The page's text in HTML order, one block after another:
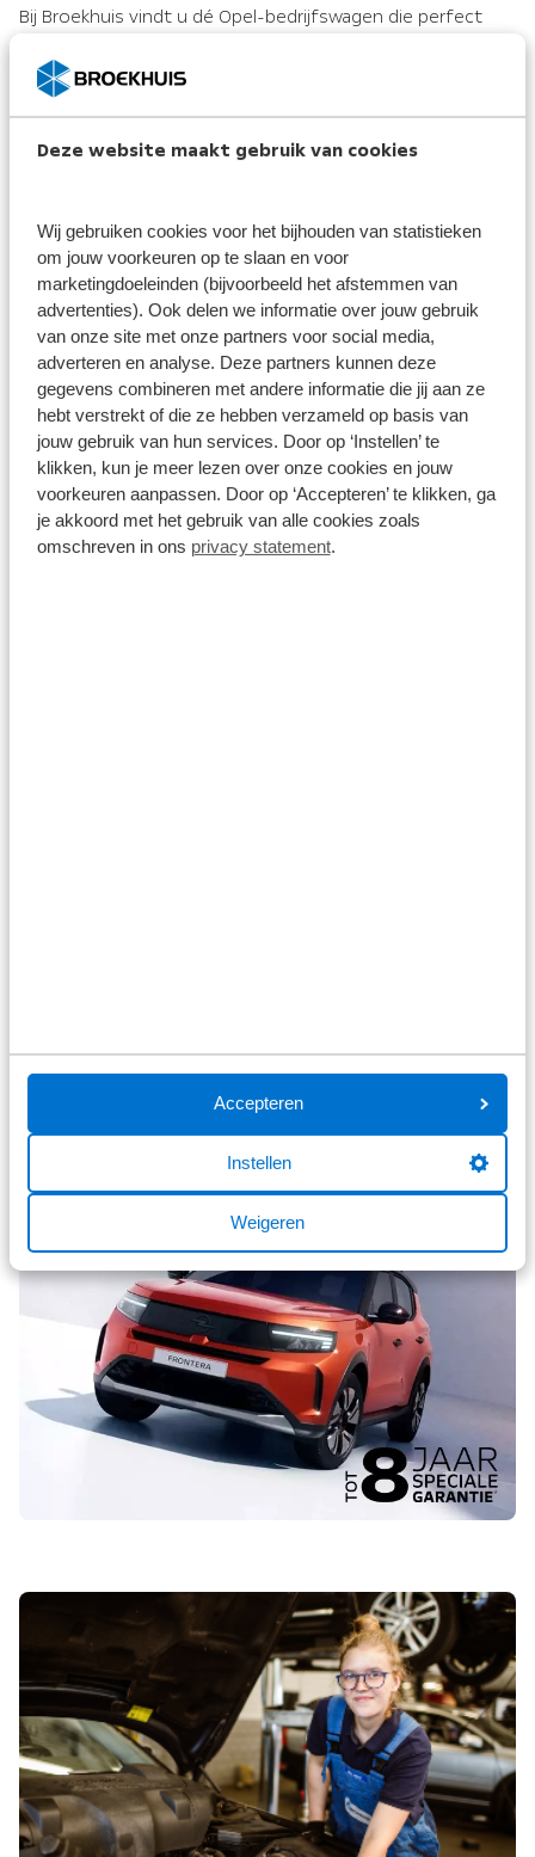
Deze website maakt gebruik van cookies
Wij gebruiken cookies voor het bijhouden van statistieken
om jouw voorkeuren op te slaan en voor
marketingdoeleinden (bijvoorbeeld het afstemmen van
advertenties). Ook delen we informatie over jouw gebruik
van onze site met onze partners voor social media,
adverteren en analyse. Deze partners kunnen deze
gegevens combineren met andere informatie die jij aan ze
hebt verstrekt of die ze hebben verzameld op basis van
jouw gebruik van hun services. Door op ‘Instellen’ te
klikken, kun je meer lezen over onze cookies en jouw
voorkeuren aanpassen. Door op ‘Accepteren’ te klikken, ga
je akkoord met het gebruik van alle cookies zoals
omschreven in ons privacy statement.
Accepteren
Instellen
Weigeren
Bij Broekhuis vindt u dé Opel-bedrijfswagen die perfect
splinternieuw model met de nieuwste technologieën en
innovaties, of een betrouwbare tweedehands optie, we
Opel-bedrijfswagens bieden krachtige motoren, zuinig
De zorgvuldig geïnspecteerde occasion bedrijfswagens
bieden dezelfde betrouwbaarheid en duurzaamheid tegen
een aantrekkelijke prijs. Ons deskundige team staat klaar om
u te helpen met professioneel advies en flexibele
financierings- en leaseopties. Bezoek onze showroom of
neem contact met ons op en ontdek de Opel-
bedrijfswagen die bij u past.
Naar Opel Bedrijfswagens
ofklik hier voor de voorwaarden.
Bekijk het aanbod